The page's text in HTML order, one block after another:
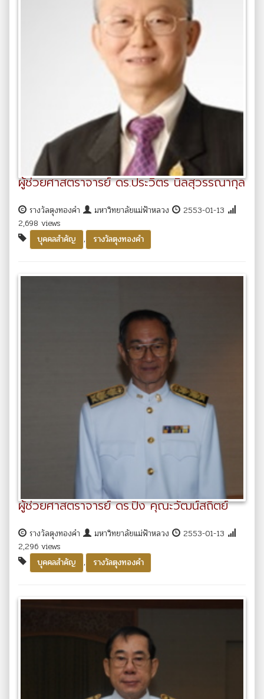
ผู้ช่วยศาสตราจารย์ ดร.ประวิตร นิลสุวรรณากุล
รางวัลตุงทองคำ มหาวิทยาลัยแม่ฟ้าหลวง
2553-01-13
2,698 views
บุคคลสำคัญ
, รางวัลตุงทองคำ
ผู้ช่วยศาสตราจารย์ ดร.ปิง คุณะวัฒน์สถิตย์
รางวัลตุงทองคำ มหาวิทยาลัยแม่ฟ้าหลวง
2553-01-13
2,296 views
บุคคลสำคัญ
, รางวัลตุงทองคำ